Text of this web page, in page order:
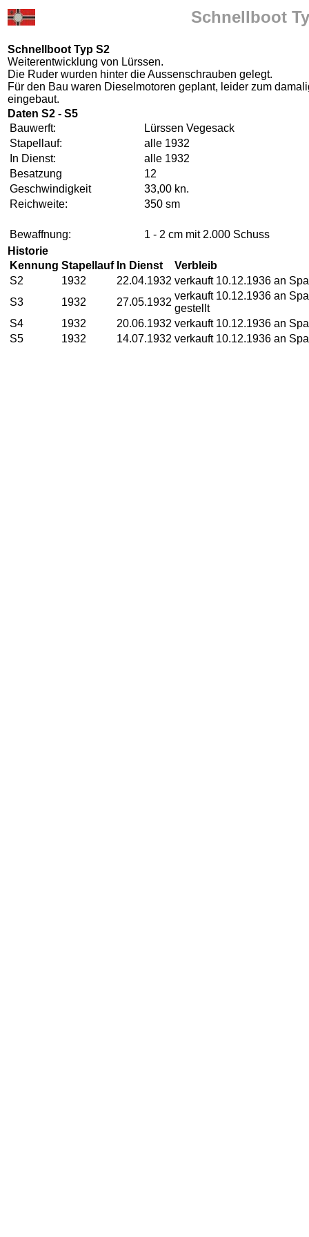
Schnellboot
Schnellboot Typ S2
Weiterentwicklung von Lürssen.
Die Ruder wurden hinter die Aussenschrauben gelegt.
Für den Bau waren Dieselmotoren geplant, leider zum
eingebaut.
Daten S2 - S5
Bauwerft:
Lürssen Vegesack
Stapellauf:
alle 1932
In Dienst:
alle 1932
Besatzung
12
Geschwindigkeit
33,00 kn.
Reichweite:
350 sm
Bewaffnung:
1 - 2 cm mit 2.000 Schuss
Historie
Kennung Stapellauf In Dienst
Verbleib
S2
1932 22.04.1932 verkauft 10.12.1936 an
S3
1932 27.05.1932
verkauft 10.12.1936 an
gestellt
S4
1932 20.06.1932 verkauft 10.12.1936 an
S5
1932 14.07.1932 verkauft 10.12.1936 an